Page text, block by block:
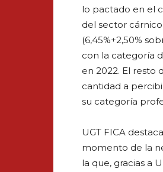
lo pactado en el
del sector
(6,45%+2,50%
con la categoría
en 2022. El resto
cantidad a
su categoría
UGT FICA
momento de la
la que, gracias a